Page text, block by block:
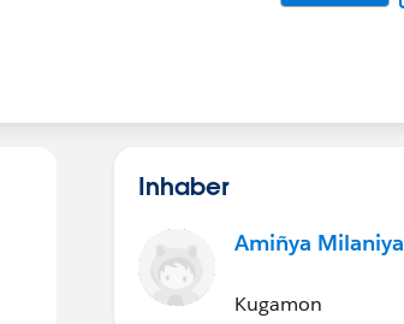
Inhaber
Amiñya Milaniya
Kugamon